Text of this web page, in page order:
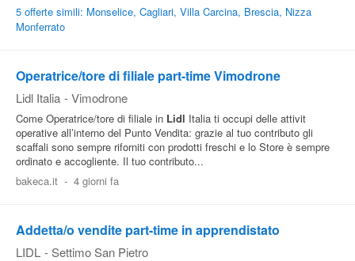
5 offerte simili: Monselice, Cagliari, Villa Carcina, Brescia, Nizza
Monferrato
Operatrice/tore di filiale part-time Vimodrone
Lidl Italia - Vimodrone
Come Operatrice/tore di filiale in Lidl Italia ti occupi delle attivit
operative all’interno del Punto Vendita: grazie al tuo contributo gli
scaffali sono sempre riforniti con prodotti freschi e lo Store è sempre
ordinato e accogliente. Il tuo contributo...
bakeca.it - 4 giorni fa
Addetta/o vendite part-time in apprendistato
LIDL - Settimo San Pietro